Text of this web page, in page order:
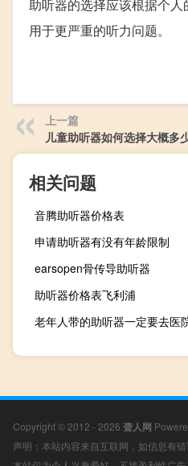
助听器的选择应该根据个
用于更严重的听力问题。
上一篇
儿童助听器如何选择大概多
相关问题
音腾助听器价格表
申请助听器有没有年龄限制
earsopen骨传导助听器
助听器价格表飞利浦
老年人带的助听器一定要去医
Copyright © 2012 - 2026 聋人网
声明：本站内容来自互联网，如信息有